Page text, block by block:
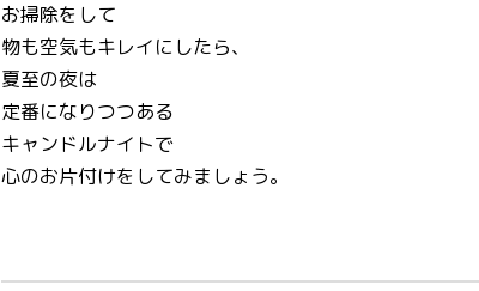
お掃除をして
物も空気もキレイにしたら、
夏至の夜は
定番になりつつある
キャンドルナイトで
心のお片付けをしてみましょう。